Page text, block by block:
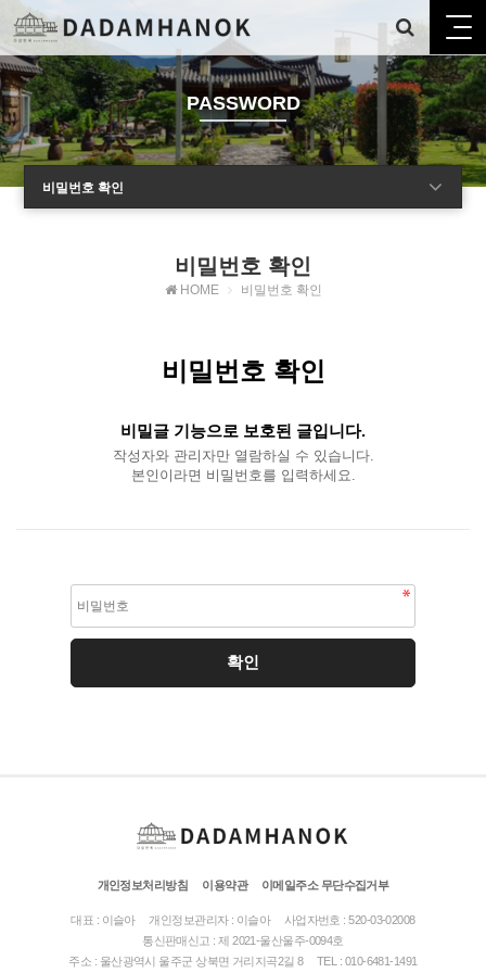
PASSWORD
비밀번호 확인
비밀번호 확인
HOME 비밀번호 확인
비밀번호 확인
비밀글 기능으로 보호된 글입니다.
작성자와 관리자만 열람하실 수 있습니다.
본인이라면 비밀번호를 입력하세요.
개인정보처리방침 이용약관 이메일주소 무단수집거부
대표 : 이슬아 개인정보관리자 : 이슬아
사업자번호 : 520-03-02008
통신판매신고 : 제 2021-울산울주-0094호
주소 : 울산광역시 울주군 상북면 거리지곡2길 8
TEL : 010-6481-1491